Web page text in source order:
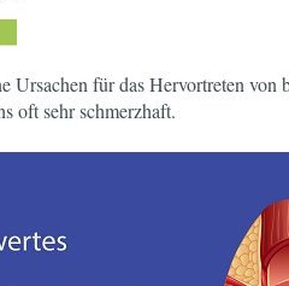
Ursachen für das Hervortreten von
oft sehr schmerzhaft.